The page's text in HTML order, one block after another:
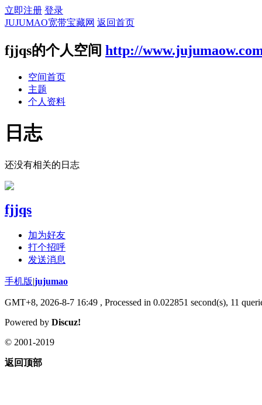
立即注册 登录
JUJUMAO宽带宝藏网 返回首页
fjjqs的个人空间 http://
空间首页
主题
个人资料
日志
还没有相关的日志
fjjqs
加为好友
打个招呼
发送消息
手机版|jujumao
GMT+8, 2026-8-7 16:49 , Processed in 0.022851 second(s), 11
Powered by Discuz!
© 2001-2019
返回顶部